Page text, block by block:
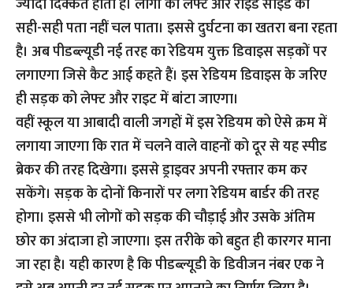
ज्यादा दिक्कत होती है। लोगों को लेफ्ट और राइड साइड का
सही-सही पता नहीं चल पाता। इससे दुर्घटना का खतरा बना रहता
है। अब पीडब्ल्यूडी नई तरह का रेडियम युक्त डिवाइस सड़कों पर
लगाएगा जिसे कैट आई कहते हैं। इस रेडियम डिवाइस के जरिए
ही सड़क को लेफ्ट और राइट में बांटा जाएगा।
वहीं स्कूल या आबादी वाली जगहों में इस रेडियम को ऐसे क्रम में
लगाया जाएगा कि रात में चलने वाले वाहनों को दूर से यह स्पीड
ब्रेकर की तरह दिखेगा। इससे ड्राइवर अपनी रफ्तार कम कर
सकेंगे। सड़क के दोनों किनारों पर लगा रेडियम बार्डर की तरह
होगा। इससे भी लोगों को सड़क की चौड़ाई और उसके अंतिम
छोर का अंदाजा हो जाएगा। इस तरीके को बहुत ही कारगर माना
जा रहा है। यही कारण है कि पीडब्ल्यूडी के डिवीजन नंबर एक ने